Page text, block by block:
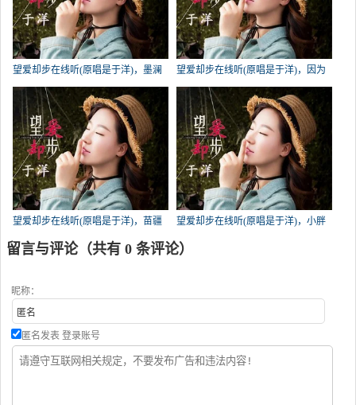
望爱却步在线听(原唱是于洋)，墨澜
暮雪（忙退）演唱点播:258次
望爱却步在线听(原唱是于洋)，因为
有你快乐《心随风》演唱点播:237次
望爱却步在线听(原唱是于洋)，苗疆
碧玉演唱点播:178次
望爱却步在线听(原唱是于洋)，小胖
演唱点播:176次
留言与评论（共有 0 条评论）
昵称：
匿名发表 登录账号